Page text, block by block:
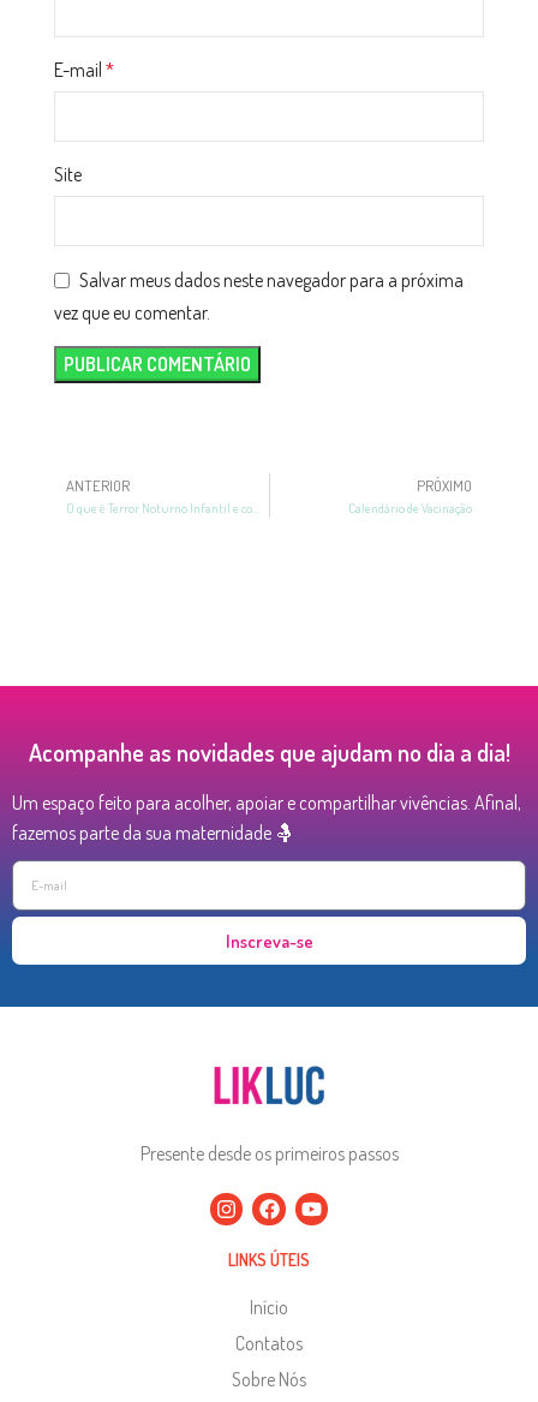
E-mail *
Site
Salvar meus dados neste navegador para a próxima
vez que eu comentar.
ANTERIOR
O que é Terror Noturno Infantil e como ajudar o bebê?
PRÓXIMO
Calendário de Vacinação
Acompanhe as novidades que ajudam no dia a dia!
Um espaço feito para acolher, apoiar e compartilhar vivências. Afinal,
fazemos parte da sua maternidade 🤱
Inscreva-se
Presente desde os primeiros passos
LINKS ÚTEIS
Início
Contatos
Sobre Nós